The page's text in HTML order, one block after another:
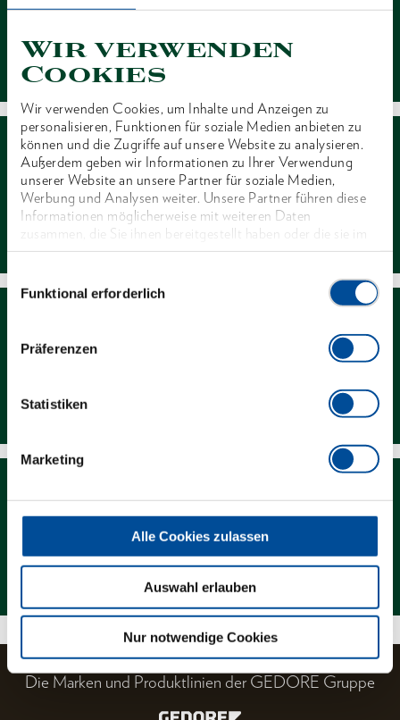
Wir verwenden
Cookies
Wir verwenden Cookies, um Inhalte und Anzeigen zu
personalisieren, Funktionen für soziale Medien anbieten zu
können und die Zugriffe auf unsere Website zu analysieren.
Außerdem geben wir Informationen zu Ihrer Verwendung
unserer Website an unsere Partner für soziale Medien,
Werbung und Analysen weiter. Unsere Partner führen diese
Informationen möglicherweise mit weiteren Daten
zusammen, die Sie ihnen bereitgestellt haben oder die sie im
Rahmen Ihrer Nutzung der Dienste gesammelt haben. Unsere
Einwilligungsauswahl
Funktional erforderlich
Präferenzen
Statistiken
Marketing
Alle Cookies zulassen
Auswahl erlauben
Nur notwendige Cookies
Kontakt
Händlersuche
Magazin
Die Marken und Produktlinien der GEDORE Gruppe